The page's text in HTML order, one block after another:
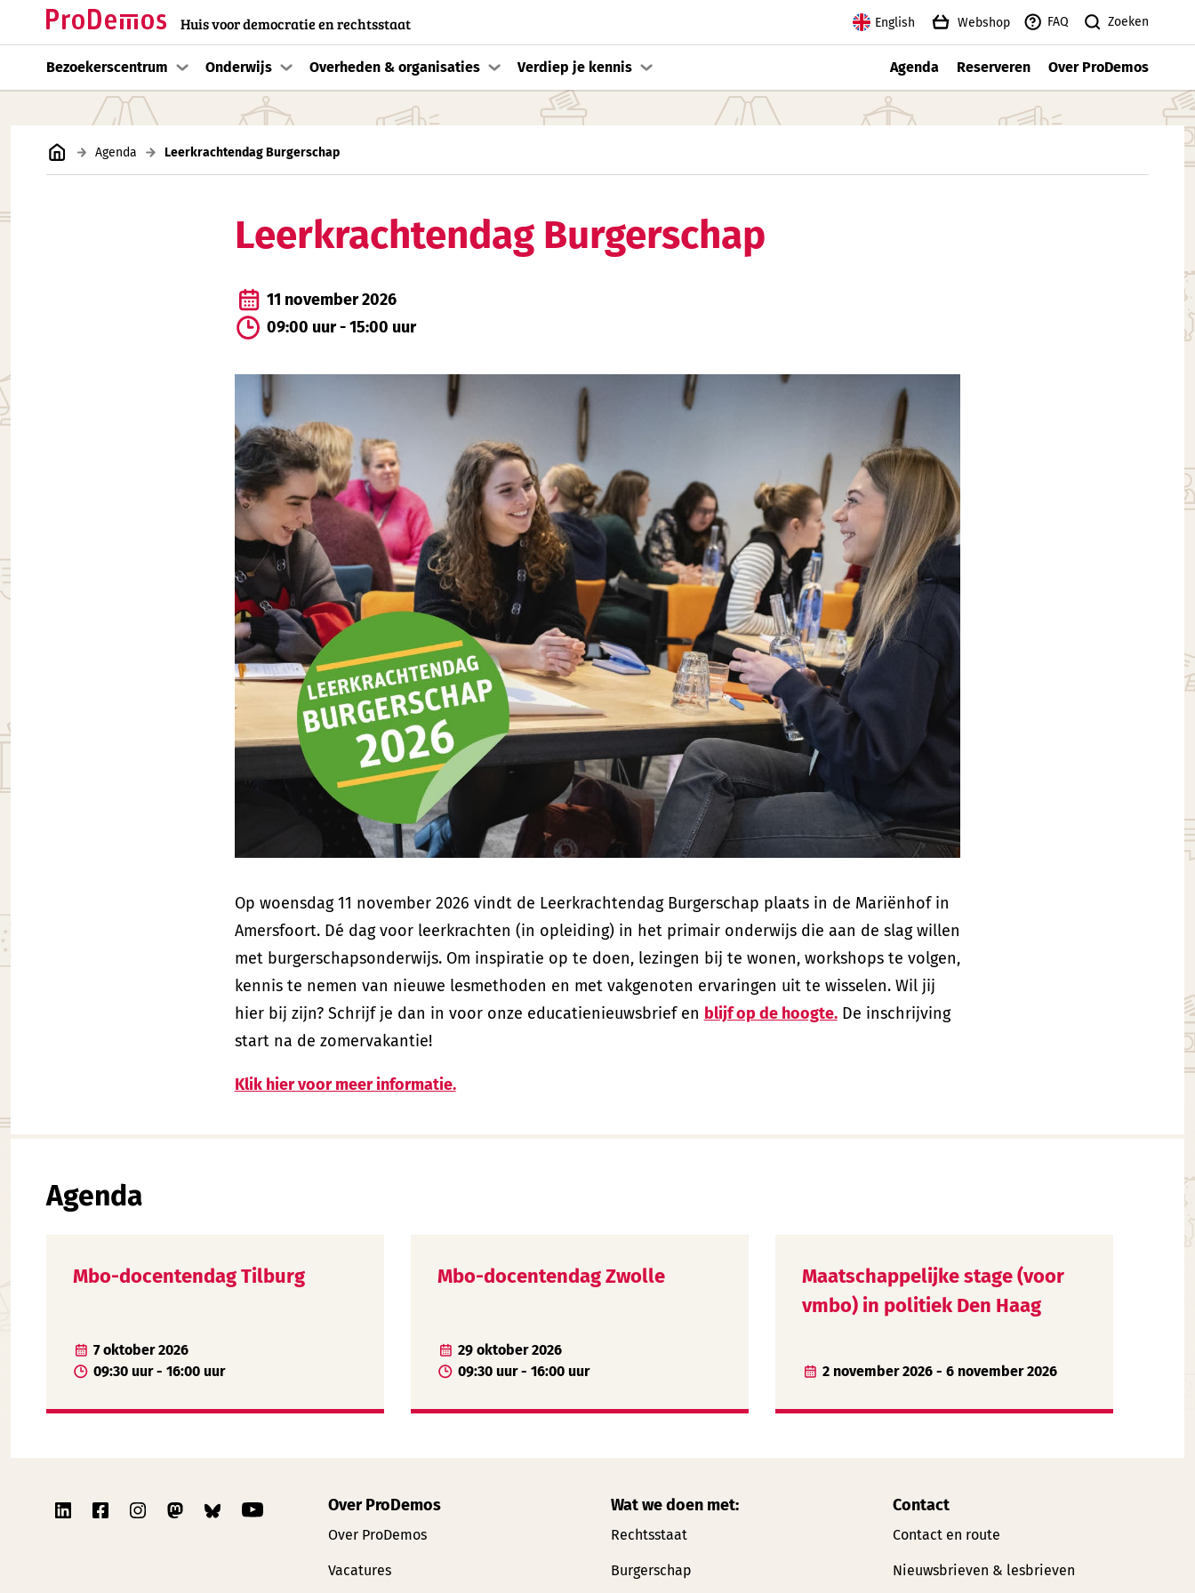
Huis voor democratie en rechtsstaat English Webshop FAQ Zoeken
Bezoekerscentrum Onderwijs Overheden & organisaties Verdiep je kennis Agenda Reserveren Over ProDemos
Agenda Leerkrachtendag Burgerschap
Leerkrachtendag Burgerschap
11 november 2026
09:00 uur - 15:00 uur
Op woensdag 11 november 2026 vindt de Leerkrachtendag Burgerschap plaats in de Mariënhof in
Amersfoort. Dé dag voor leerkrachten (in opleiding) in het primair onderwijs die aan de slag willen
met burgerschapsonderwijs. Om inspiratie op te doen, lezingen bij te wonen, workshops te volgen,
kennis te nemen van nieuwe lesmethoden en met vakgenoten ervaringen uit te wisselen. Wil jij
hier bij zijn? Schrijf je dan in voor onze educatienieuwsbrief en blijf op de hoogte.De inschrijving
start na de zomervakantie!
Klik hier voor meer informatie.
Agenda
Mbo-docentendag Tilburg
7 oktober 2026
09:30 uur - 16:00 uur
Mbo-docentendag Zwolle
29 oktober 2026
09:30 uur - 16:00 uur
Maatschappelijke stage (voor
vmbo) in politiek Den Haag
2 november 2026 - 6 november 2026
Over ProDemos
Over ProDemos
Vacatures
Wat we doen met:
Rechtsstaat
Burgerschap
Contact
Contact en route
Nieuwsbrieven & lesbrieven